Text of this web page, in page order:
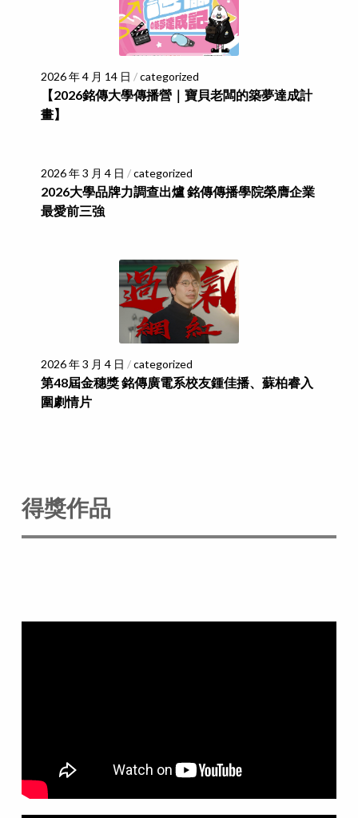
2026 年 4 月 14 日 /categorized
【2026銘傳大學傳播營｜寶貝老闆的築夢達成計
畫】
2026 年 3 月 4 日 /categorized
2026大學品牌力調查出爐 銘傳傳播學院榮膺企業
最愛前三強
2026 年 3 月 4 日 /categorized
第48屆金穗獎 銘傳廣電系校友鍾佳播、蘇柏睿入
圍劇情片
得獎作品